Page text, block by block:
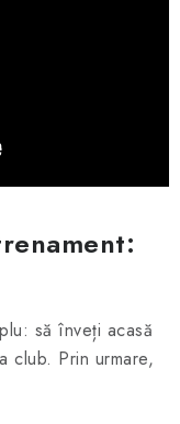
să înveți acasă
club. Prin urmare,